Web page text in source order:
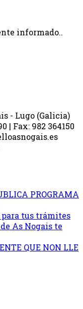
informado..
- Lugo (Galicia)
| Fax: 982 364150
PROGRAMA
tus trámites
As Nogais te
QUE NON LLE